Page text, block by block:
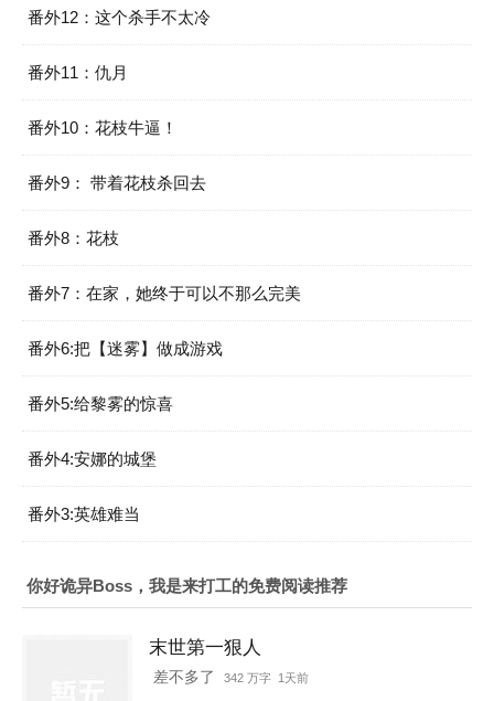
番外12：这个杀手不太冷
番外11：仇月
番外10：花枝牛逼！
番外9： 带着花枝杀回去
番外8：花枝
番外7：在家，她终于可以不那么完美
番外6:把【迷雾】做成游戏
番外5:给黎雾的惊喜
番外4:安娜的城堡
番外3:英雄难当
你好诡异Boss，我是来打工的免费阅读推荐
末世第一狠人
差不多了 342 万字 1天前